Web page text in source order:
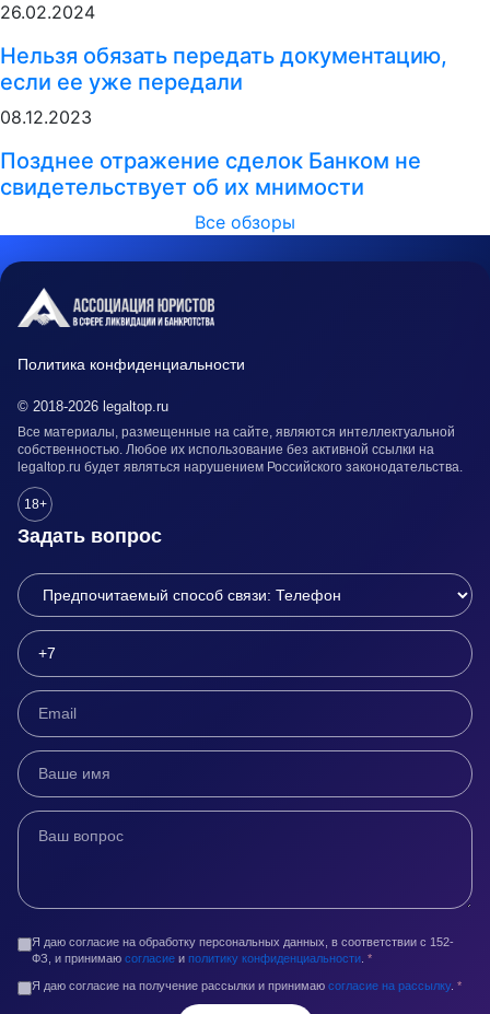
26.02.2024
Нельзя обязать передать документацию,
если ее уже передали
08.12.2023
Позднее отражение сделок Банком не
свидетельствует об их мнимости
Все обзоры
Политика конфиденциальности
© 2018-2026 legaltop.ru
Все материалы, размещенные на сайте, являются интеллектуальной
собственностью. Любое их использование без активной ссылки на
legaltop.ru будет являться нарушением Российского законодательства.
18+
Задать вопрос
Я даю согласие на обработку персональных данных, в соответствии с 152-
ФЗ, и принимаю согласие и политику конфиденциальности *
Я даю согласие на получение рассылки и принимаю согласие на рассылку. *